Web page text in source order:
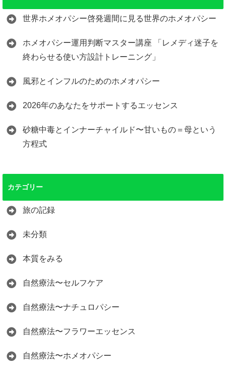
世界ホメオパシー啓発週間に見る世界のホメオパシー
ホメオパシー運用判断マスター講座 「レメディ迷子を
終わらせる使い方設計トレーニング」
風邪とインフルのためのホメオパシー
2026年のあなたをサポートするエッセンス
砂糖中毒とインナーチャイルド〜甘いもの＝母という
方程式
カテゴリー
旅の記録
未分類
本質をみる
自然療法〜セルフケア
自然療法〜ナチュロパシー
自然療法〜フラワーエッセンス
自然療法〜ホメオパシー